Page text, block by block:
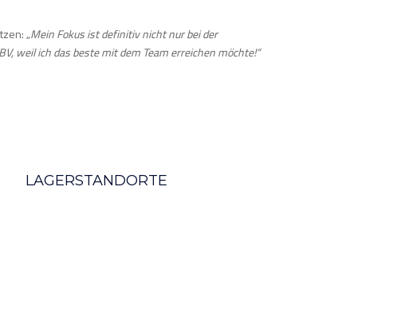
„Mein Fokus ist definitiv nicht nur bei der
weil ich das beste mit dem Team erreichen möchte!“
LAGERSTANDORTE